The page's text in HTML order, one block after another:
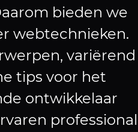
bieden we
webtechnieken.
variërend
tips voor het
ontwikkelaar
professional